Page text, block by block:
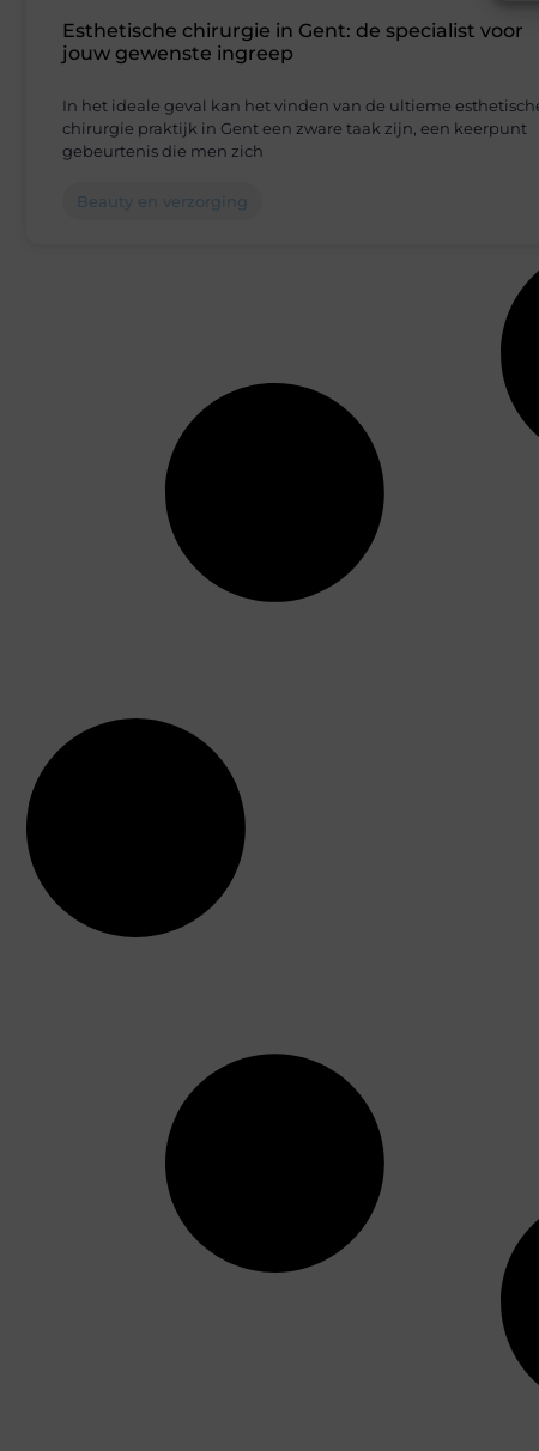
Esthetische chirurgie in Gent: de specialist voor
jouw gewenste ingreep
In het ideale geval kan het vinden van de ultieme
chirurgie praktijk in Gent een zware taak zijn, een keerpunt
gebeurtenis die men zich
Beauty en verzorging